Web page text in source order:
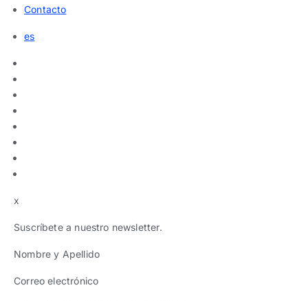
Contacto
es
x
Suscríbete a nuestro newsletter.
Nombre y Apellido
Correo electrónico